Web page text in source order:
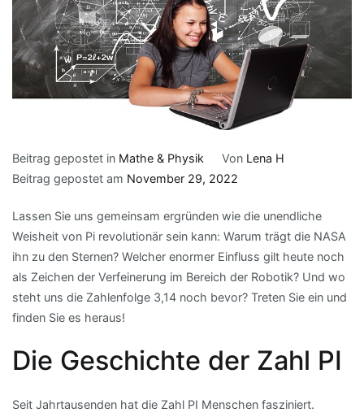
Beitrag gepostet in Mathe & Physik Von Lena H
Beitrag gepostet am November 29, 2022
Lassen Sie uns gemeinsam ergründen wie die unendliche
Weisheit von Pi revolutionär sein kann: Warum trägt die NASA
ihn zu den Sternen? Welcher enormer Einfluss gilt heute noch
als Zeichen der Verfeinerung im Bereich der Robotik? Und wo
steht uns die Zahlenfolge 3,14 noch bevor? Treten Sie ein und
finden Sie es heraus!
Die Geschichte der Zahl PI
Seit Jahrtausenden hat die Zahl PI Menschen fasziniert.